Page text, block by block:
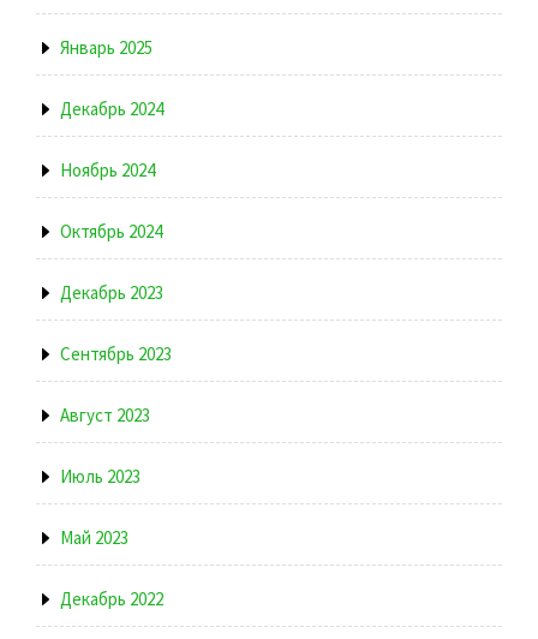
Январь 2025
Декабрь 2024
Ноябрь 2024
Октябрь 2024
Декабрь 2023
Сентябрь 2023
Август 2023
Июль 2023
Май 2023
Декабрь 2022